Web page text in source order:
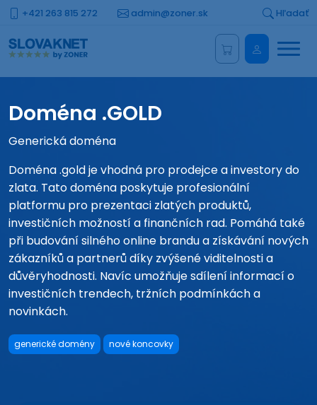
+421 263 815 272 admin@zoner.sk Hľadať
Menu
Doména .GOLD
Generická doména
Doména .gold je vhodná pro prodejce a investory do
zlata. Tato doména poskytuje profesionální
platformu pro prezentaci zlatých produktů,
investičních možností a finančních rad. Pomáhá také
při budování silného online brandu a získávání nových
zákazníků a partnerů díky zvýšené viditelnosti a
důvěryhodnosti. Navíc umožňuje sdílení informací o
investičních trendech, tržních podmínkách a
novinkách.
generické domény nové koncovky